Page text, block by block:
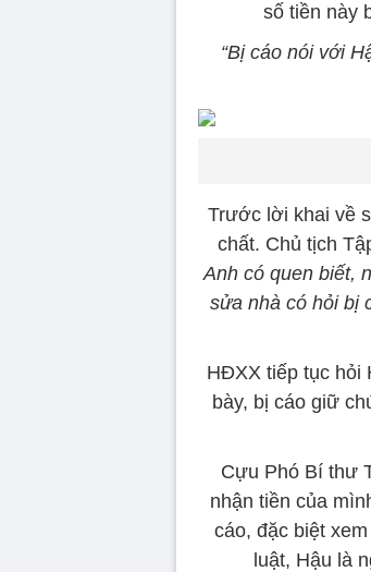
số tiền này
“Bị cáo nói với
Trước lời khai về
chất. Chủ tịch
Anh có quen biết,
sửa nhà có hỏi bị
HĐXX tiếp tục hỏi
bày, bị cáo giữ
Cựu Phó Bí thư
nhận tiền của
cáo, đặc biệt
luật, Hậu là